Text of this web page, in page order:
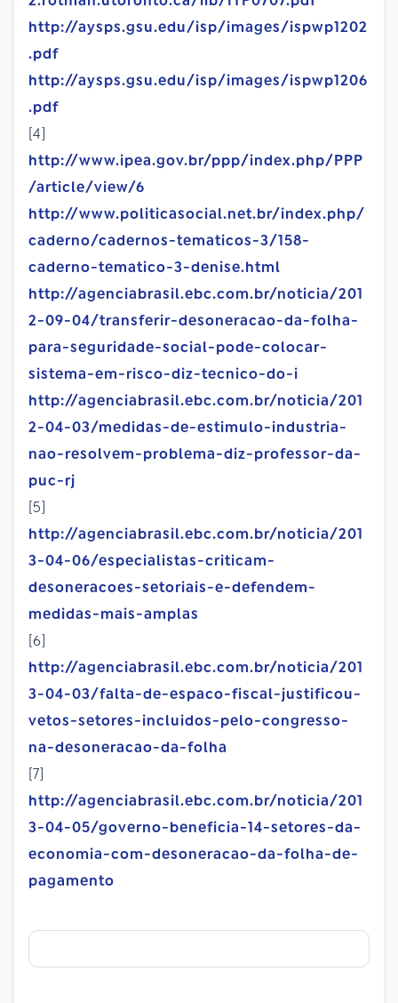
http://aysps.gsu.edu/isp/images/ispwp1202
.pdf
http://aysps.gsu.edu/isp/images/ispwp1206
.pdf
[4]
http://www.ipea.gov.br/ppp/index.php/PPP
/article/view/6
http://www.politicasocial.net.br/index.php/
caderno/cadernos-tematicos-3/158-
caderno-tematico-3-denise.html
http://agenciabrasil.ebc.com.br/noticia/201
2-09-04/transferir-desoneracao-da-folha-
para-seguridade-social-pode-colocar-
sistema-em-risco-diz-tecnico-do-i
http://agenciabrasil.ebc.com.br/noticia/201
2-04-03/medidas-de-estimulo-industria-
nao-resolvem-problema-diz-professor-da-
puc-rj
[5]
http://agenciabrasil.ebc.com.br/noticia/201
3-04-06/especialistas-criticam-
desoneracoes-setoriais-e-defendem-
medidas-mais-amplas
[6]
http://agenciabrasil.ebc.com.br/noticia/201
3-04-03/falta-de-espaco-fiscal-justificou-
vetos-setores-incluidos-pelo-congresso-
na-desoneracao-da-folha
[7]
http://agenciabrasil.ebc.com.br/noticia/201
3-04-05/governo-beneficia-14-setores-da-
economia-com-desoneracao-da-folha-de-
pagamento